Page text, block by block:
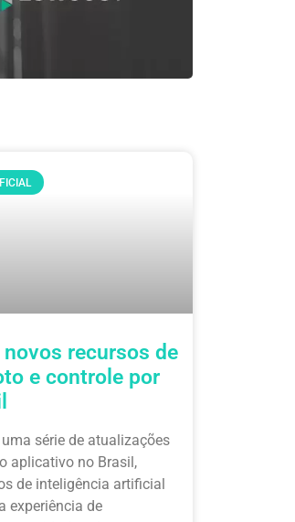
novos recursos de
e controle por
série de atualizações
aplicativo no Brasil,
de inteligência artificial
experiência de